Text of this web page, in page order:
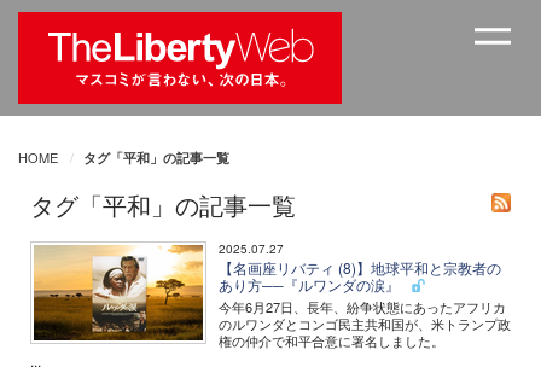
HOME タグ「平和」の記事一覧
タグ「平和」の記事一覧
2025.07.27
【名画座リバティ (8)】地球平和と宗教者の
あり方──『ルワンダの涙』
今年6月27日、長年、紛争状態にあったアフリカ
のルワンダとコンゴ民主共和国が、米トランプ政
権の仲介で和平合意に署名しました。
...